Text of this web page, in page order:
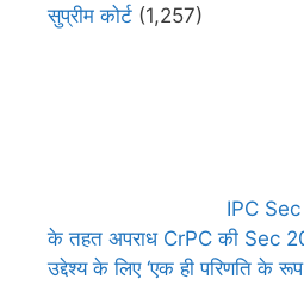
सुप्रीम कोर्ट (1,257)
IPC
के तहत अपराध CrPC की Sec
उद्देश्य के लिए ‘एक ही परिणति के